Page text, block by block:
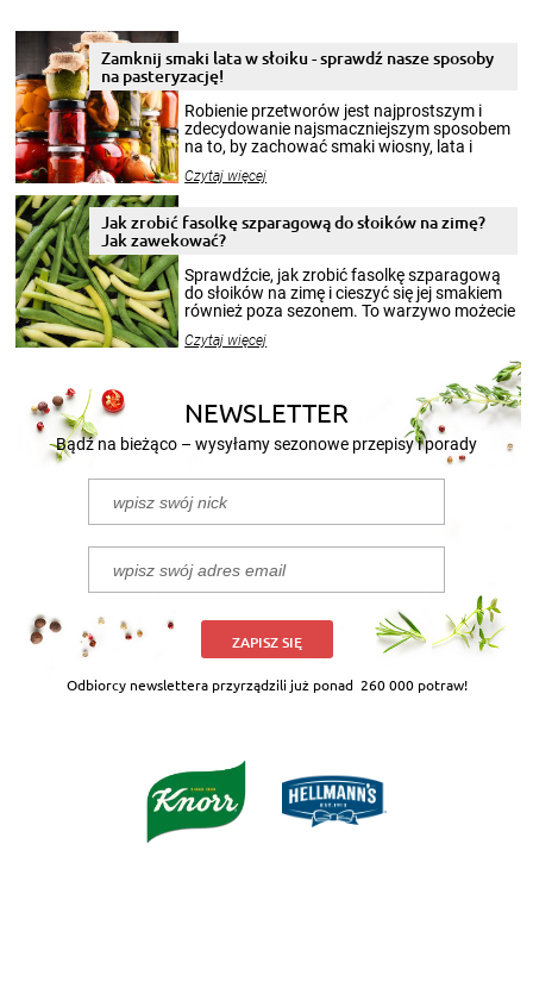
Zamknij smaki lata w słoiku - sprawdź nasze sposoby
na pasteryzację!
Robienie przetworów jest najprostszym i
zdecydowanie najsmaczniejszym sposobem
na to, by zachować smaki wiosny, lata i
krajobrazów, by cieszyć nimi oko w sezonie
pełni poczuć atmosferę cieplejszych
miesięcy. Przygotowanie słoików ze
patenty, które pozwolą zachować świeżość
przetworów.
Czytaj więcej
Jak zrobić fasolkę szparagową do słoików na zimę?
Jak zawekować?
Sprawdźcie, jak zrobić fasolkę szparagową
do słoików na zimę i cieszyć się jej smakiem
również poza sezonem. To warzywo możecie
nasze propozycje!
Czytaj więcej
NEWSLETTER
Bądź na bieżąco – wysyłamy sezonowe przepisy i porady
ZAPISZ SIĘ
Odbiorcy newslettera przyrządzili już ponad 260 000 potraw!